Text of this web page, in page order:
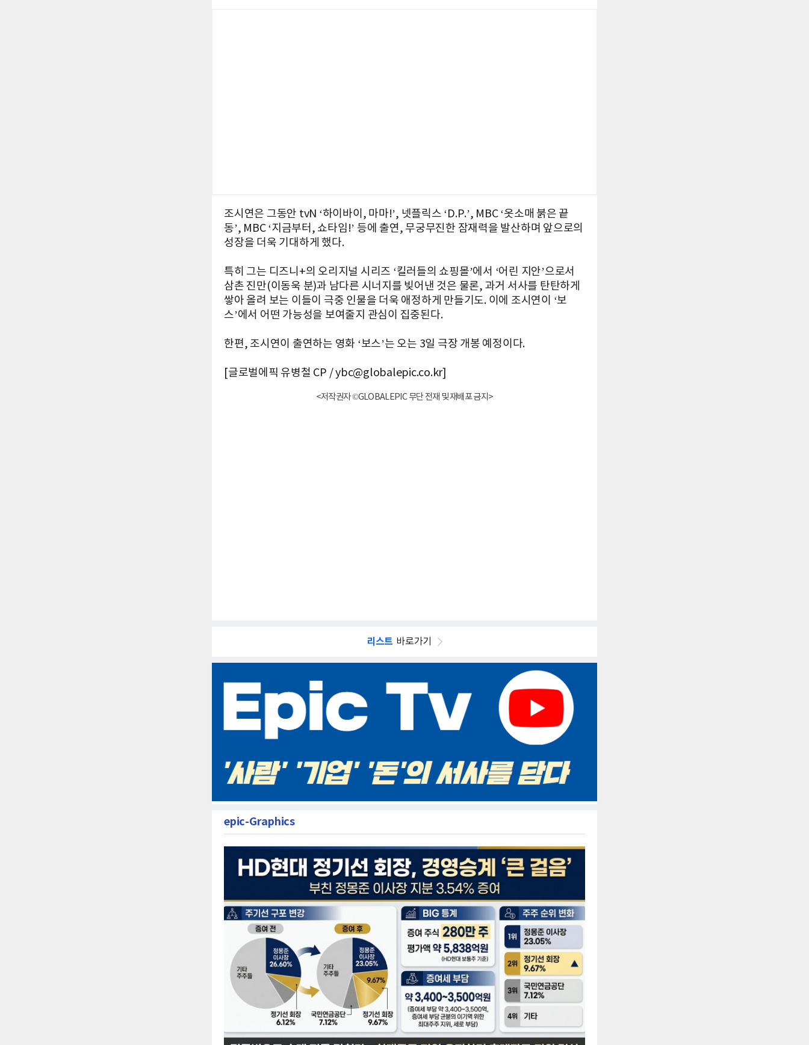
조시연은 그동안 tvN ‘하이바이, 마마!’, 넷플릭스 ‘D.P.’, MBC ‘옷소매 붉은 끝
동’, MBC ‘지금부터, 쇼타임!’ 등에 출연, 무궁무진한 잠재력을 발산하며 앞으로의
성장을 더욱 기대하게 했다.
특히 그는 디즈니+의 오리지널 시리즈 ‘킬러들의 쇼핑몰’에서 ‘어린 지안’으로서
삼촌 진만(이동욱 분)과 남다른 시너지를 빚어낸 것은 물론, 과거 서사를 탄탄하게
쌓아 올려 보는 이들이 극중 인물을 더욱 애정하게 만들기도. 이에 조시연이 ‘보
스’에서 어떤 가능성을 보여줄지 관심이 집중된다.
한편, 조시연이 출연하는 영화 ‘보스’는 오는 3일 극장 개봉 예정이다.
[글로벌에픽 유병철 CP / ybc@globalepic.co.kr]
<저작권자 ©GLOBALEPIC 무단 전재 및 재배포 금지>
리스트 바로가기
epic-Graphics